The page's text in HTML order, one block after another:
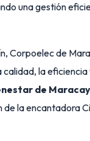
una gestión
Corpoelec de
calidad, la
de Maracay
la encantadora